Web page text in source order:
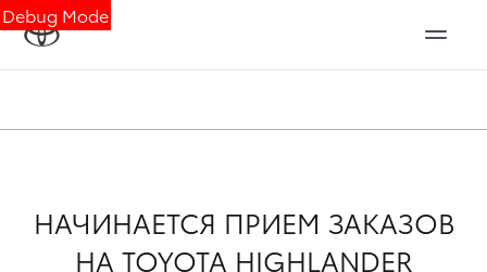
Debug Mode
НАЧИНАЕТСЯ ПРИЕМ ЗАКАЗОВ
НА TOYOTA HIGHLANDER